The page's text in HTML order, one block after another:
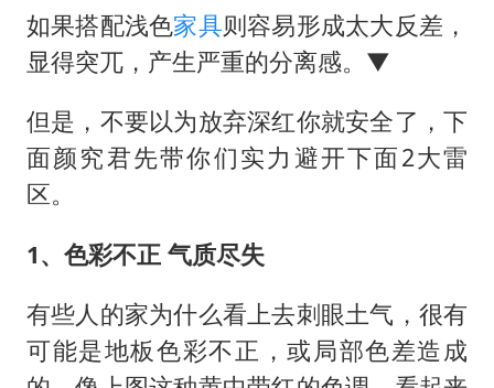
如果搭配浅色家具则容易形成太大反差，
显得突兀，产生严重的分离感。▼
但是，不要以为放弃深红你就安全了，下
面颜究君先带你们实力避开下面2大雷
区。
1、色彩不正 气质尽失
有些人的家为什么看上去刺眼土气，很有
可能是地板色彩不正，或局部色差造成